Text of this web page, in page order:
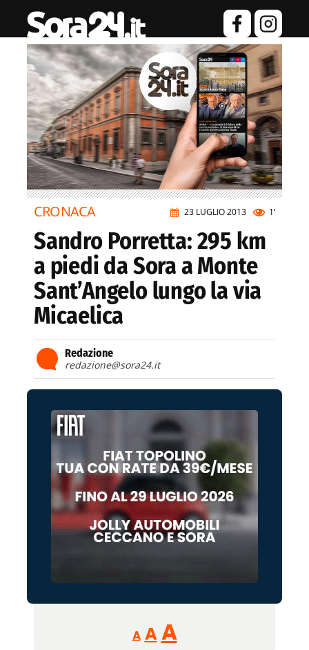
23 LUGLIO 2013 1’
CRONACA
Sandro Porretta: 295 km
a piedi da Sora a Monte
Sant’Angelo lungo la via
Micaelica
Redazione
redazione@sora24.it
A
Reducir
tamaño
A Restablecer
AAumentar